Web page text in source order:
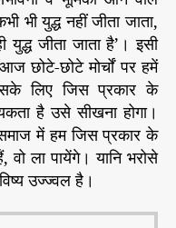
युद्ध नहीं जीता जाता,
युद्ध जीता जाता है’। इसी
छोटे-छोटे मोर्चों पर हमें
लिए जिस प्रकार के
है उसे सीखना होगा।
में हम जिस प्रकार के
वो ला पायेंगे। यानि भरोसे
उज्ज्वल है।